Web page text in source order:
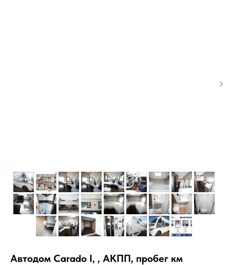
Автодом Carado I, , АКПП, пробег км